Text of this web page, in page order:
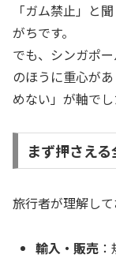
「ガム禁止」と
がちです。
でも、シンガポ
のほうに重心が
めない」が軸でし
まず押さえ
旅行者が理解し
輸入・販売